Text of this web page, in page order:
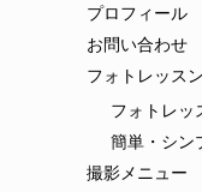
プロフィール
お問い合わせ
フォトレッス
フォトレッ
簡単・シン
撮影メニュー